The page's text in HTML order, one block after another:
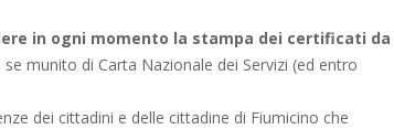
in ogni momento la stampa dei certificati da
munito di Carta Nazionale dei Servizi (ed entro
dei cittadini e delle cittadine di Fiumicino che